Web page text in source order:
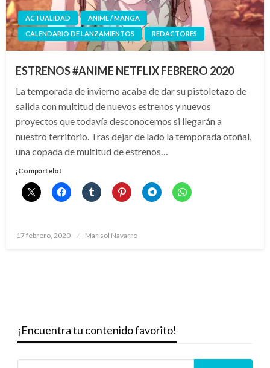
ACTUALIDAD
ANIME / MANGA
CALENDARIO DE LANZAMIENTOS
REDACTORES
ESTRENOS #ANIME NETFLIX FEBRERO 2020
La temporada de invierno acaba de dar su pistoletazo de
salida con multitud de nuevos estrenos y nuevos
proyectos que todavía desconocemos si llegarán a
nuestro territorio. Tras dejar de lado la temporada otoñal,
una copada de multitud de estrenos…
¡Compártelo!
Publicado
17 febrero, 2020 Marisol Navarro
¡Encuentra tu contenido favorito!